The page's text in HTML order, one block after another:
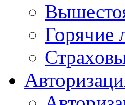
Горячие